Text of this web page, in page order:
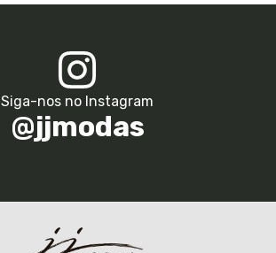
Siga-nos no Instagram
@jjmodas